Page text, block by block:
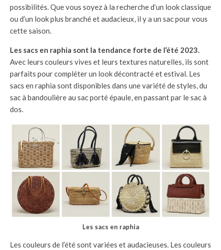
possibilités. Que vous soyez à la recherche d’un look classique
ou d’un look plus branché et audacieux, il y a un sac pour vous
cette saison.
Les sacs en raphia sont la tendance forte de l’été 2023.
Avec leurs couleurs vives et leurs textures naturelles, ils sont
parfaits pour compléter un look décontracté et estival. Les
sacs en raphia sont disponibles dans une variété de styles, du
sac à bandoulière au sac porté épaule, en passant par le sac à
dos.
Les sacs en raphia
Les couleurs de l’été sont variées et audacieuses. Les couleurs